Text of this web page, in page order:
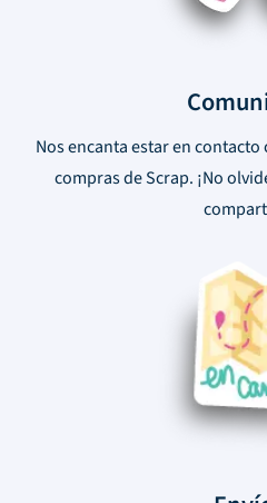
Nos encanta estar en
compras de Scrap. ¡No